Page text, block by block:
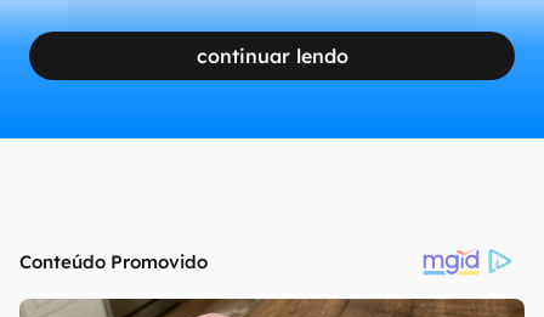
continuar lendo